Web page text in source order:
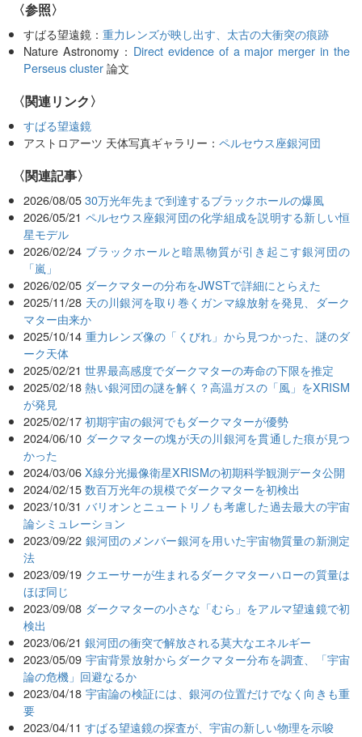
〈参照〉
すばる望遠鏡：重力レンズが映し出す、太古の大衝突の痕跡
Nature Astronomy： Direct evidence of a major merger in the
Perseus cluster論文
〈関連リンク〉
すばる望遠鏡
アストロアーツ 天体写真ギャラリー：ペルセウス座銀河団
関連記事
2026/08/05 30万光年先まで到達するブラックホールの爆風
2026/05/21 ペルセウス座銀河団の化学組成を説明する新しい恒
星モデル
2026/02/24 ブラックホールと暗黒物質が引き起こす銀河団の
「嵐」
2026/02/05 ダークマターの分布をJWSTで詳細にとらえた
2025/11/28 天の川銀河を取り巻くガンマ線放射を発見、ダーク
マター由来か
2025/10/14 重力レンズ像の「くびれ」から見つかった、謎のダ
ーク天体
2025/02/21 世界最高感度でダークマターの寿命の下限を推定
2025/02/18 熱い銀河団の謎を解く？高温ガスの「風」をXRISM
が発見
2025/02/17 初期宇宙の銀河でもダークマターが優勢
2024/06/10 ダークマターの塊が天の川銀河を貫通した痕が見つ
かった
2024/03/06 X線分光撮像衛星XRISMの初期科学観測データ公開
2024/02/15 数百万光年の規模でダークマターを初検出
2023/10/31 バリオンとニュートリノも考慮した過去最大の宇宙
論シミュレーション
2023/09/22 銀河団のメンバー銀河を用いた宇宙物質量の新測定
法
2023/09/19 クエーサーが生まれるダークマターハローの質量は
ほぼ同じ
2023/09/08 ダークマターの小さな「むら」をアルマ望遠鏡で初
検出
2023/06/21 銀河団の衝突で解放される莫大なエネルギー
2023/05/09 宇宙背景放射からダークマター分布を調査、「宇宙
論の危機」回避なるか
2023/04/18 宇宙論の検証には、銀河の位置だけでなく向きも重
要
2023/04/11 すばる望遠鏡の探査が、宇宙の新しい物理を示唆